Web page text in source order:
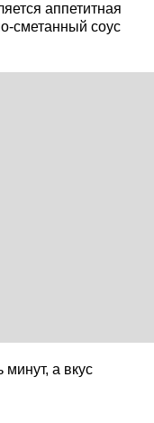
аппетитная
сметанный соус
минут, а вкус